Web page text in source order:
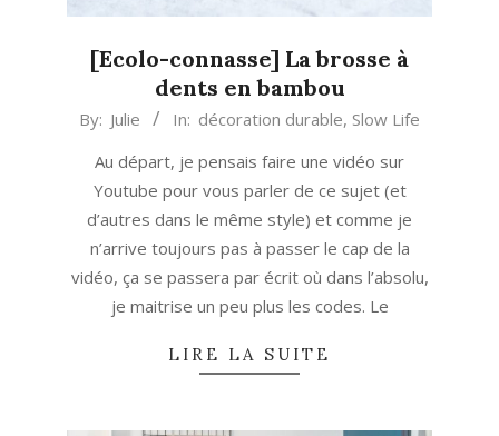
[Ecolo-connasse] La brosse à
dents en bambou
2019-
By: Julie In: décoration durable, Slow Life
Au départ, je pensais faire une vidéo sur
Youtube pour vous parler de ce sujet (et
d’autres dans le même style) et comme je
n’arrive toujours pas à passer le cap de la
vidéo, ça se passera par écrit où dans l’absolu,
je maitrise un peu plus les codes. Le
LIRE LA SUITE